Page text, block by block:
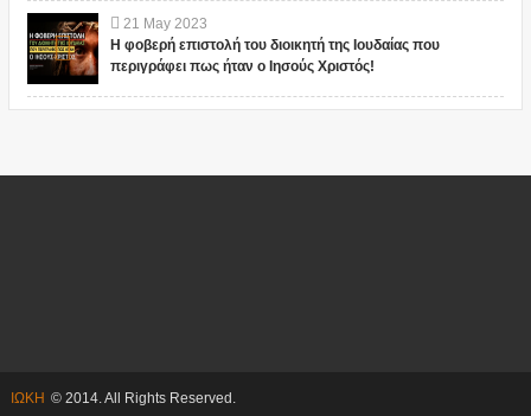
21 May 2023
Η φοβερή επιστολή του διοικητή της Ιουδαίας που
περιγράφει πως ήταν ο Ιησούς Χριστός!
ΙΩΚΗ © 2014. All Rights Reserved.